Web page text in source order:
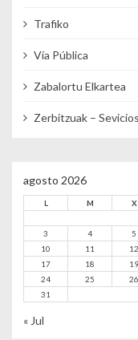
Trafiko
Vía Pública
Zabalortu Elkartea
Zerbitzuak – Sevicios
agosto 2026
L M X
3
4 5
10
11 12
17
18 19
24
25 26
31
« Jul